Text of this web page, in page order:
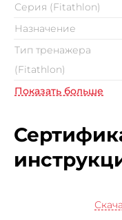
Серия (Fitathlon)
Назначение
Тип тренажера
(Fitathlon)
Показать больше